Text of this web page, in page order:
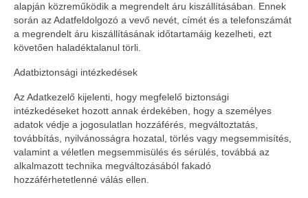
alapján közreműködik a megrendelt áru kiszállításában. Ennek
során az Adatfeldolgozó a vevő nevét, címét és a telefonszámát
a megrendelt áru kiszállításának időtartamáig kezelheti, ezt
követően haladéktalanul törli.
Adatbiztonsági intézkedések
Az Adatkezelő kijelenti, hogy megfelelő biztonsági
intézkedéseket hozott annak érdekében, hogy a személyes
adatok védje a jogosulatlan hozzáférés, megváltoztatás,
továbbítás, nyilvánosságra hozatal, törlés vagy megsemmisítés,
valamint a véletlen megsemmisülés és sérülés, továbbá az
alkalmazott technika megváltozásából fakadó
hozzáférhetetlenné válás ellen.